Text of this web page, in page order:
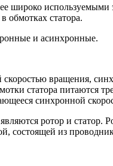
широко
обмотках статора.
и асинхронные.
вращения,
статора питаются
синхронной
ротор и статор.
состоящей из